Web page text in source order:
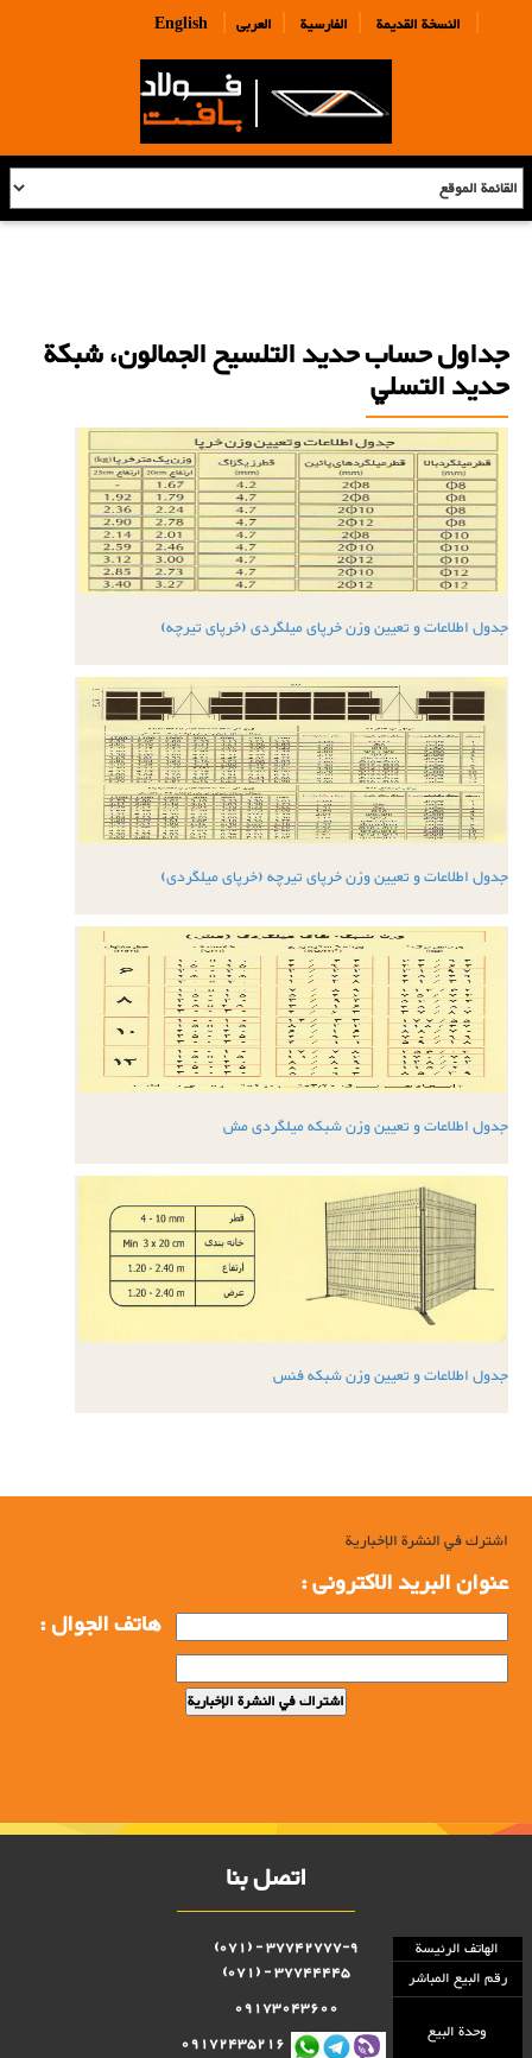
English| النسخة القديمة | الفارسية | العربی |
جداول حساب حديد التلسيح الجمالون، شبكة
حديد التسلي
جدول اطلاعات و تعیین وزن خرپای میلگردی (خرپای تیرچه)
جدول اطلاعات و تعیین وزن خرپای تیرچه (خرپای میلگردی)
جدول اطلاعات و تعیین وزن شبکه میلگردی مش
جدول اطلاعات و تعیین وزن شبکه فنس
اشترك في النشرة الإخبارية
عنوان البرید الاکترونی :
هاتف الجوال :
اتصل بنا
الهاتف الرئيسة
37742777-9 - (071)
رقم البيع المباشر
37744445 - (071)
وحدة البيع
09173043600
09172435216